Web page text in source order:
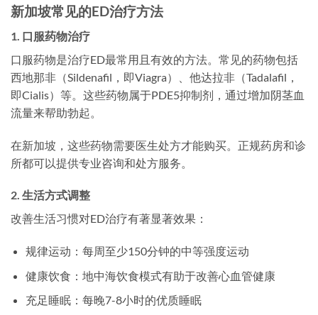
新加坡常见的ED治疗方法
1. 口服药物治疗
口服药物是治疗ED最常用且有效的方法。常见的药物包括
西地那非（Sildenafil，即Viagra）、他达拉非（Tadalafil，
即Cialis）等。这些药物属于PDE5抑制剂，通过增加阴茎血
流量来帮助勃起。
在新加坡，这些药物需要医生处方才能购买。正规药房和诊
所都可以提供专业咨询和处方服务。
2. 生活方式调整
改善生活习惯对ED治疗有著显著效果：
规律运动：每周至少150分钟的中等强度运动
健康饮食：地中海饮食模式有助于改善心血管健康
充足睡眠：每晚7-8小时的优质睡眠